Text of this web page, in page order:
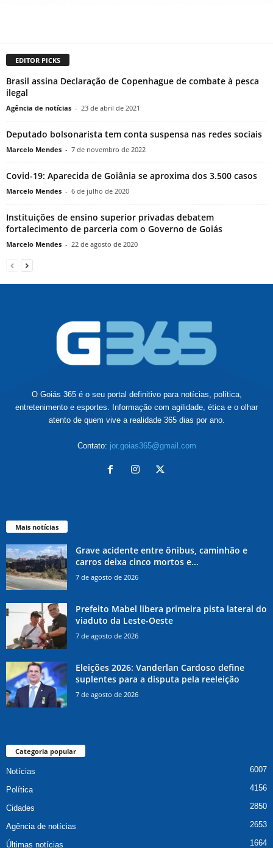
EDITOR PICKS
Brasil assina Declaração de Copenhague de combate à pesca
ilegal
Agência de notícias - 23 de abril de 2021
Deputado bolsonarista tem conta suspensa nas redes sociais
Marcelo Mendes - 7 de novembro de 2022
Covid-19: Aparecida de Goiânia se aproxima dos 3.500 casos
Marcelo Mendes - 6 de julho de 2020
Instituições de ensino superior privadas debatem
fortalecimento de parceria com o Governo de Goiás
Marcelo Mendes - 22 de agosto de 2020
O Goiás 365 é o seu portal definitivo para notícias, política,
entretenimento e esportes. Informação com agilidade, ética e o olhar
atento de quem vive a realidade 365 dias por ano.
Contato: jor.goias365@gmail.com
Mais notícias
Grave acidente entre ônibus, caminhão e
carros deixa cinco mortos e...
7 de agosto de 2026
Prefeito Mabel libera primeira pista lateral do
viaduto da Leste-Oeste
7 de agosto de 2026
Eleições 2026: Vanderlan Cardoso define
suplentes para a disputa pela reeleição
7 de agosto de 2026
Categoria popular
Notícias 6007
Política 4156
Cidades 2850
Agência de notícias 2653
Últimas notícias 1664